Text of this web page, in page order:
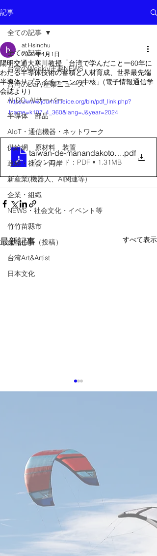
記事
全ての記事
台湾のWeekly主要NEWS
台湾のDaily産業ニュース
AI DC, AIサーバー
半導体 部品
AIoT・通信機器・ネットワーク
供給網 原材料 装置
政経・社会・両岸
新産業(機器人、AI関連等)
企業・組織
NEWS・社会文化・イベント等
竹竹苗縣市
台湾生活（投稿）
台湾Art&Artist
日本文化
全ての記事
陽明交通大寒川教授「台湾で学んだことー60年に
わたる半導体技術の蓄積と人材育成、世界最先端
半導体サプライチェーンの中核」(電子情報通信学
会誌より）
at Hsinchu
2024年4月1日
https://www.journal.ieice.org/bin/pdf_link.php?
fname=k107_4_360&lang=J&year=2024
taiwan-de-manandakoto-2024-
.pdf
ダウンロード：PDF • 1.31MB
最新記事 すべて表示
高】 日付2026年8月5日 鴻海
の7月売上高は9,465億台湾ド
ルとなり、月間過去最高を更
新しました。前年同月比
54.2％増で、AIサーバーを含
むクラウド・ネットワーク製
品が成長を牽引。第3四半期
もAIラック出荷の増加を見込
み、台湾のサーバー、電源、